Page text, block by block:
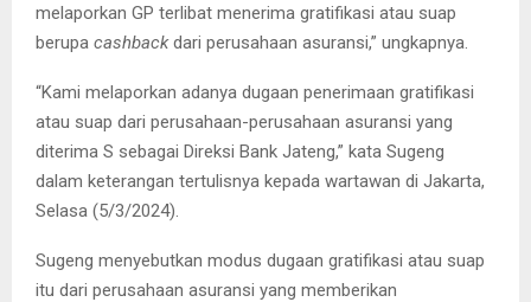
melaporkan GP terlibat menerima gratifikasi atau suap
berupa cashbackdari perusahaan asuransi,” ungkapnya.
“Kami melaporkan adanya dugaan penerimaan gratifikasi
atau suap dari perusahaan-perusahaan asuransi yang
diterima S sebagai Direksi Bank Jateng,” kata Sugeng
dalam keterangan tertulisnya kepada wartawan di Jakarta,
Selasa (5/3/2024).
Sugeng menyebutkan modus dugaan gratifikasi atau suap
itu dari perusahaan asuransi yang memberikan